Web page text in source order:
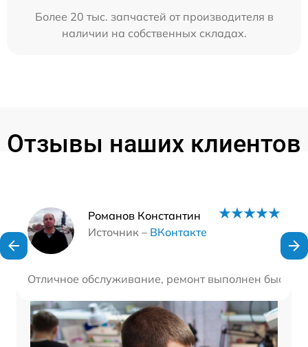
Более 20 тыс. запчастей от производителя в
наличии на собственных складах.
Отзывы наших клиентов
Романов Константин
Источник – ВКонтакте
Отличное обслуживание, ремонт выполнен
Наши мастера